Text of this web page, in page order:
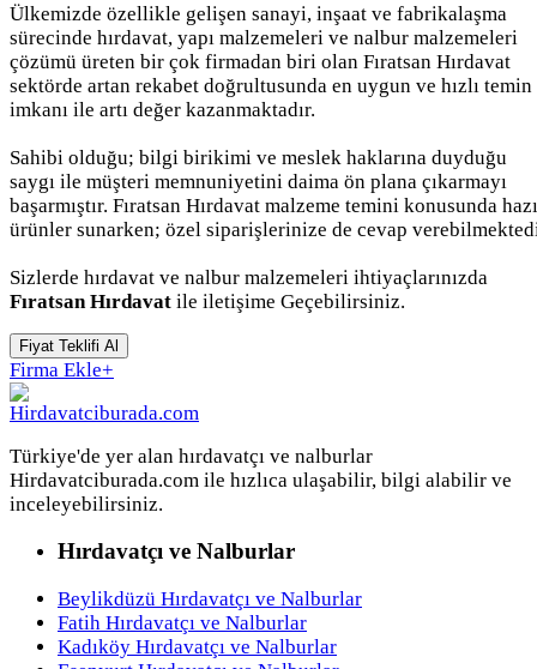
Ülkemizde özellikle gelişen sanayi, inşaat ve fabrikalaşma
sürecinde hırdavat, yapı malzemeleri ve nalbur malzemeleri
çözümü üreten bir çok firmadan biri olan Fıratsan Hırdavat
sektörde artan rekabet doğrultusunda en uygun ve hızlı temin
imkanı ile artı değer kazanmaktadır.
Sahibi olduğu; bilgi birikimi ve meslek haklarına duyduğu
saygı ile müşteri memnuniyetini daima ön plana çıkarmayı
başarmıştır. Fıratsan Hırdavat malzeme temini konusunda
ürünler sunarken; özel siparişlerinize de cevap
Sizlerde hırdavat ve nalbur malzemeleri ihtiyaçlarınızda
Fıratsan Hırdavat ile iletişime Geçebilirsiniz.
Fiyat Teklifi Al
Firma Ekle+
Türkiye'de yer alan hırdavatçı ve nalburlar
Hirdavatciburada.com ile hızlıca ulaşabilir, bilgi alabilir ve
inceleyebilirsiniz.
Hırdavatçı ve Nalburlar
Beylikdüzü Hırdavatçı ve Nalburlar
Fatih Hırdavatçı ve Nalburlar
Kadıköy Hırdavatçı ve Nalburlar